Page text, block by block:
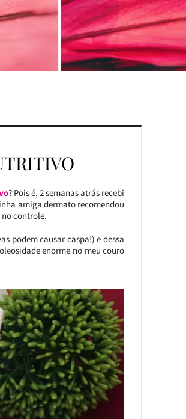
? Pois é, 2 semanas atrás recebi
amiga dermato recomendou
no controle.
podem causar caspa!) e dessa
enorme no meu couro